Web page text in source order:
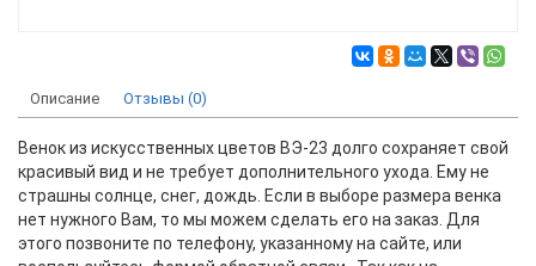
Описание Отзывы (0)
Венок из искусственных цветов BЭ-23 долго сохраняет свой
красивый вид и не требует дополнительного ухода. Ему не
страшны солнце, снег, дождь. Если в выборе размера венка
нет нужного Вам, то мы можем сделать его на заказ. Для
этого позвоните по телефону, указанному на сайте, или